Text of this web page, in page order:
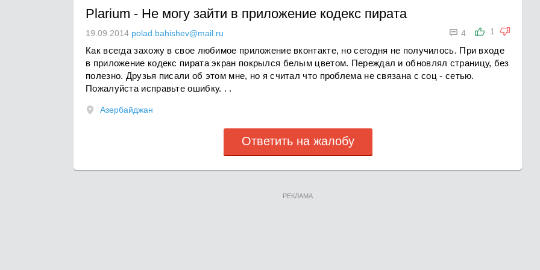
Plarium - Не могу зайти в приложение кодекс пирата
1
 4
19.09.2014 polad.bahishev@mail.ru
Как всегда захожу в свое любимое приложение вконтакте, но сегодня не получилось. При входе
в приложение кодекс пирата экран покрылся белым цветом. Переждал и обновлял страницу, без
полезно. Друзья писали об этом мне, но я считал что проблема не связана с соц - сетью.
Пожалуйста исправьте ошибку. . .
Азербайджан
Ответить на жалобу
РЕКЛАМА